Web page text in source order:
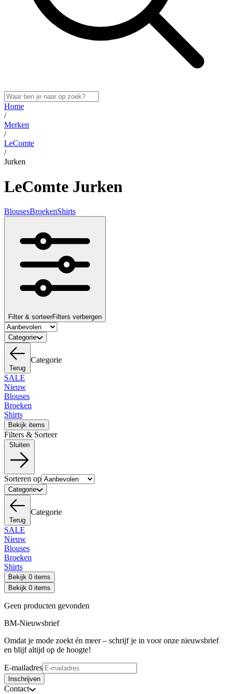
Home
/
Merken
/
LeComte
/
Jurken
LeComte Jurken
BlousesBroekenShirts
Filter & sorteerFilters verbergen
Categorie
Terug
Categorie
SALE
Nieuw
Blouses
Broeken
Shirts
Bekijk items
Filters & Sorteer
Sorteren op
Categorie
Terug
Categorie
SALE
Nieuw
Blouses
Broeken
Shirts
Bekijk 0 items
Bekijk 0 items
Geen producten gevonden
BM-Nieuwsbrief
Omdat je mode zoekt én meer – schrijf je in voor onze nieuwsbrief
en blijf altijd op de hoogte!
E-mailadres
Inschrijven
Contact